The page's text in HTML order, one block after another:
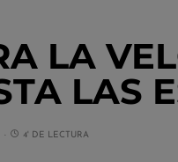
LA
LAS
4' DE LECTURA